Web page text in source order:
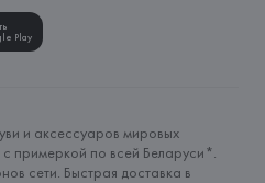
Play
и аксессуаров мировых
примеркой по всей Беларуси*.
сети. Быстрая доставка в